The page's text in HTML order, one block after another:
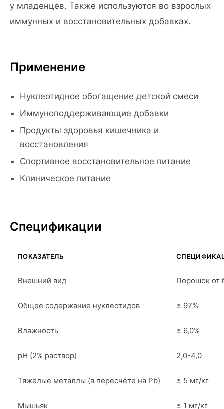
у младенцев. Также используются во взрослых
иммунных и восстановительных добавках.
Применение
Нуклеотидное обогащение детской смеси
Иммуноподдерживающие добавки
Продукты здоровья кишечника и
восстановления
Спортивное восстановительное питание
Клиническое питание
Спецификации
ПОКАЗАТЕЛЬ
Внешний вид Порошок от
Общее содержание нуклеотидов ≥ 97%
Влажность ≤ 6,0%
pH (2% раствор) 2,0-4,0
Тяжёлые металлы (в пересчёте на Pb) ≤ 5 мг/кг
Мышьяк ≤ 1 мг/кг